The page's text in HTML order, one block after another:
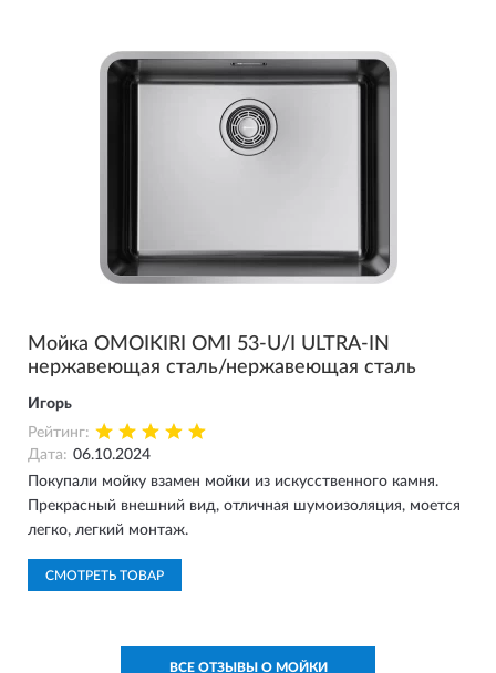
Мойка OMOIKIRI OMI 53-U/I ULTRA-IN
нержавеющая сталь/нержавеющая сталь
Игорь
Рейтинг:
Дата: 06.10.2024
Покупали мойку взамен мойки из искусственного камня.
Прекрасный внешний вид, отличная шумоизоляция, моется
легко, легкий монтаж.
СМОТРЕТЬ ТОВАР
ВСЕ ОТЗЫВЫ О МОЙКИ